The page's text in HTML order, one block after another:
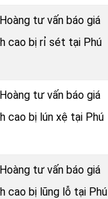
tư vấn báo giá
cao bị rỉ sét tại Phú
tư vấn báo giá
cao bị lún xệ tại Phú
tư vấn báo giá
cao bị lũng lỗ tại Phú